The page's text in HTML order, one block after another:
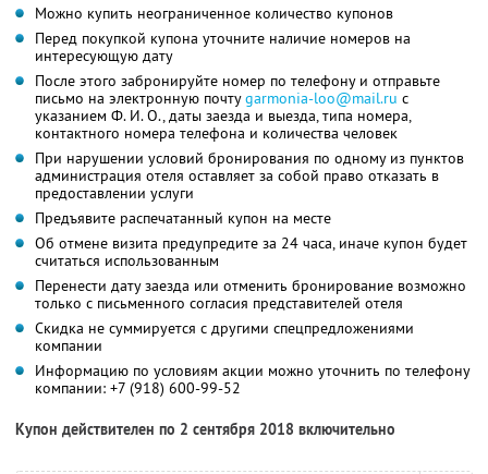
Можно купить неограниченное количество купонов
Перед покупкой купона уточните наличие номеров на
интересующую дату
После этого забронируйте номер по телефону и отправьте
письмо на электронную почтуgarmonia-loo@mail.ru с
указанием Ф. И. О.,даты заезда и выезда, типа номера,
контактного номера телефона и количества человек
При нарушении условий бронирования по одному из пунктов
администрация отеля оставляет за собой право отказать в
предоставлении услуги
Предъявите распечатанный купон на месте
Об отмене визита предупредите за 24 часа, иначе купон будет
считаться использованным
Перенести дату заезда или отменить бронирование возможно
только с письменного согласия представителей отеля
Скидка не суммируется с другими спецпредложениями
компании
Информацию по условиям акции можно уточнить по телефону
компании: +7 (918) 600-99-52
Купон действителен по 2 сентября 2018 включительно